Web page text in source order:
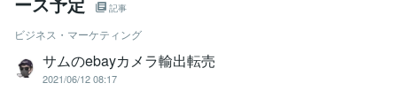
記事
ビジネス・マーケティング
サムのebayカメラ輸出転売
2021/06/12 08:17